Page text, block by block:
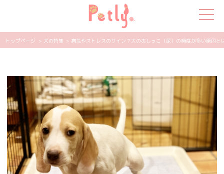
猫の特集
ペット用品
飼い主さんの悩み
ペットの気持ち
知って得する
トップページ > 犬の特集 > 病気やストレスのサイン？犬のおしっこ（尿）の頻度が多い原因と